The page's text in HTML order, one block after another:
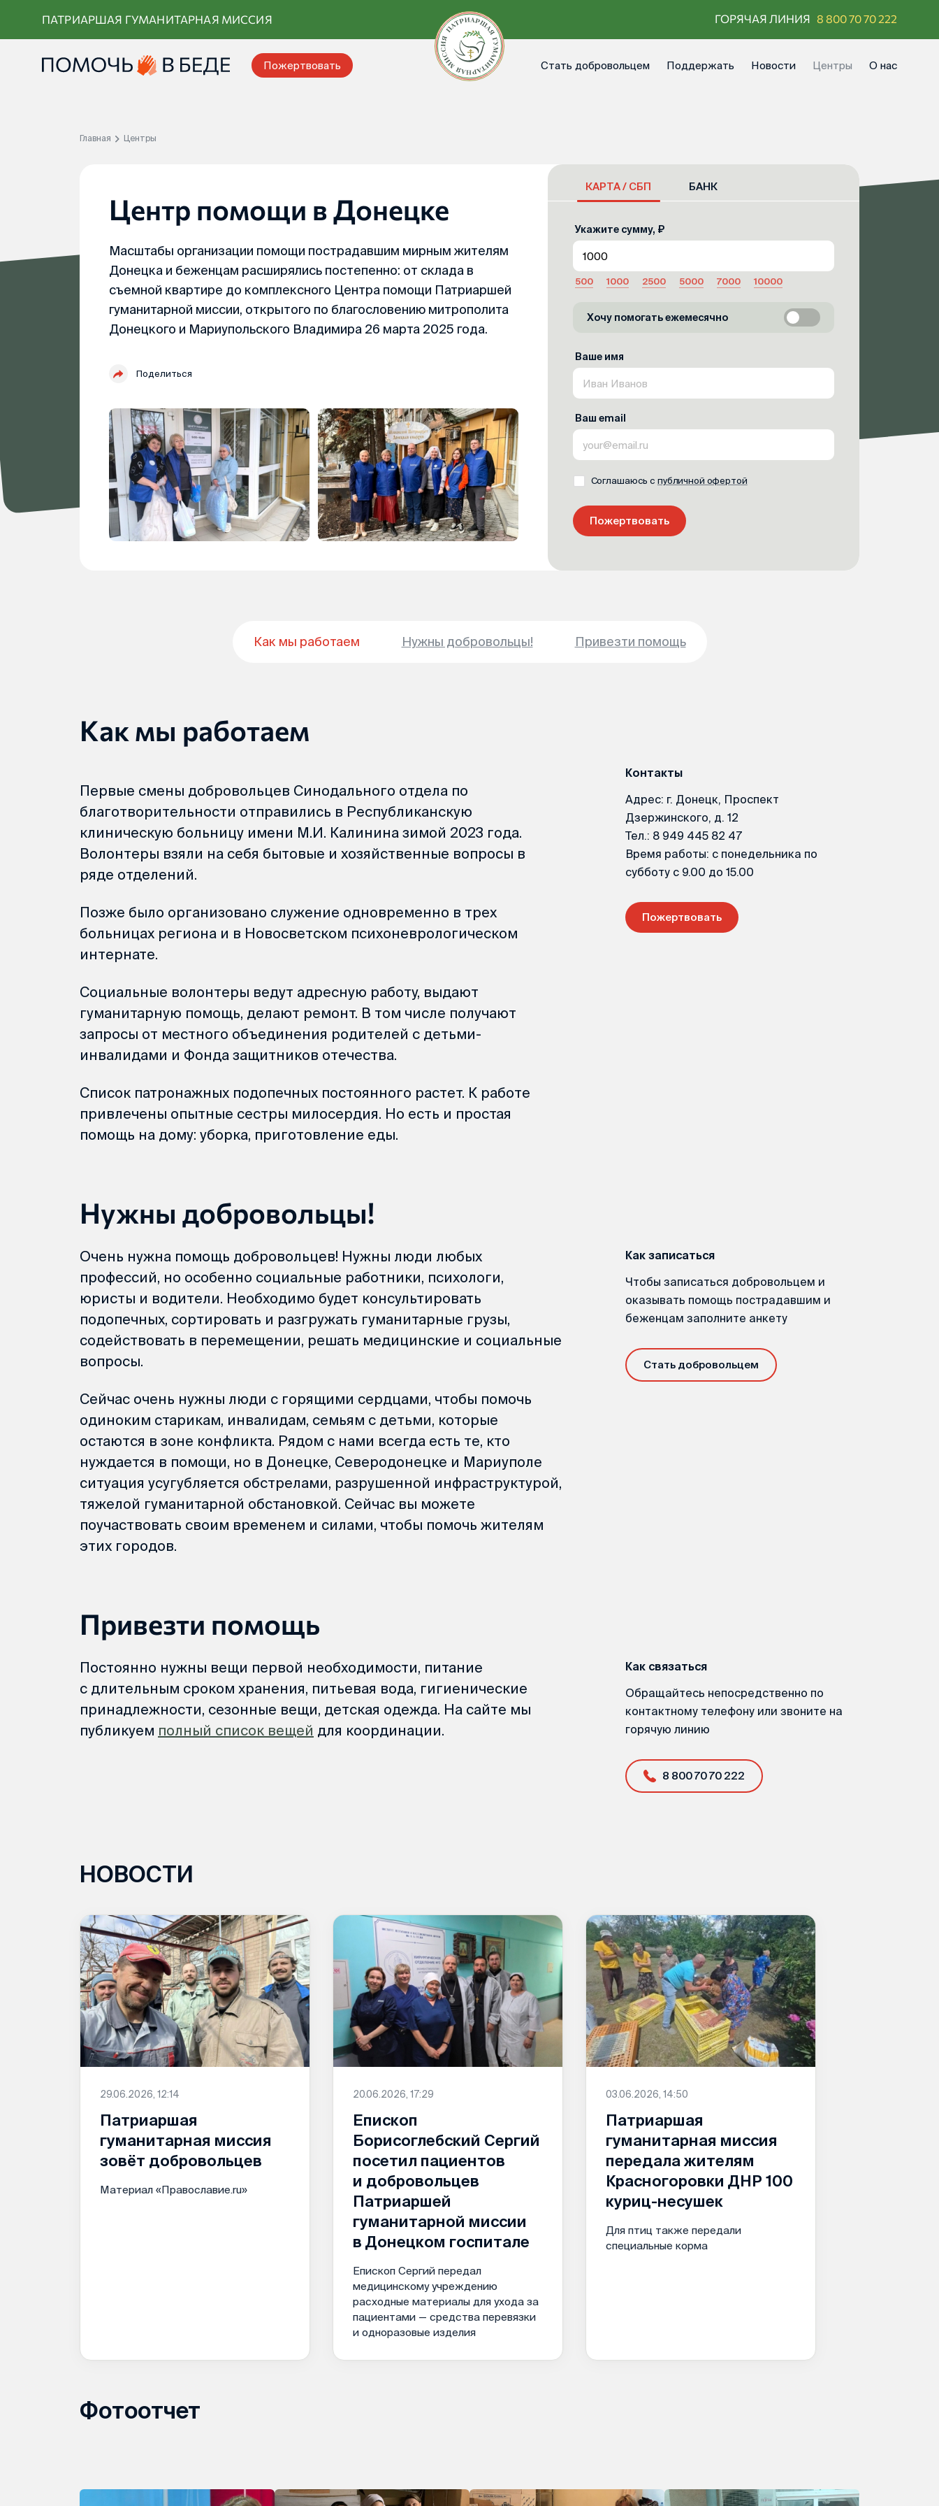
ПАТРИАРШАЯ ГУМАНИТАРНАЯ МИССИЯ ГОРЯЧАЯ ЛИНИЯ 8 800 70 70 222
Пожертвовать Стать добровольцем Поддержать Новости Центры О нас
Главная Центры
Центр помощи в Донецке
Масштабы организации помощи пострадавшим мирным жителям
Донецка и беженцам расширялись постепенно: от склада в
съемной квартире до комплексного Центра помощи Патриаршей
гуманитарной миссии, открытого по благословению митрополита
Донецкого и Мариупольского Владимира 26 марта 2025 года.
Поделиться
КАРТА / СБП БАНК
Укажите сумму, ₽
500 1000 2500 5000 7000 10000
Хочу помогать ежемесячно
Ваше имя
Ваш email
Соглашаюсь с публичной офертой
Пожертвовать
Как мы работаем Нужны добровольцы! Привезти помощь
Как мы работаем
Первые смены добровольцев Синодального отдела по
благотворительности отправились в Республиканскую
клиническую больницу имени М.И. Калинина зимой 2023 года.
Волонтеры взяли на себя бытовые и хозяйственные вопросы в
ряде отделений.
Позже было организовано служение одновременно в трех
больницах региона и в Новосветском психоневрологическом
интернате.
Социальные волонтеры ведут адресную работу, выдают
гуманитарную помощь, делают ремонт. В том числе получают
запросы от местного объединения родителей с детьми-
инвалидами и Фонда защитников отечества.
Список патронажных подопечных постоянного растет. К работе
привлечены опытные сестры милосердия. Но есть и простая
помощь на дому: уборка, приготовление еды.
Контакты
Адрес: г. Донецк, Проспект
Дзержинского, д. 12
Тел.: 8 949 445 82 47
Время работы: с понедельника по
субботу с 9.00 до 15.00
Пожертвовать
Нужны добровольцы!
Очень нужна помощь добровольцев! Нужны люди любых
профессий, но особенно социальные работники, психологи,
юристы и водители. Необходимо будет консультировать
подопечных, сортировать и разгружать гуманитарные грузы,
содействовать в перемещении, решать медицинские и социальные
вопросы.
Сейчас очень нужны люди с горящими сердцами, чтобы помочь
одиноким старикам, инвалидам, семьям с детьми, которые
остаются в зоне конфликта. Рядом с нами всегда есть те, кто
нуждается в помощи, но в Донецке, Северодонецке и Мариуполе
ситуация усугубляется обстрелами, разрушенной инфраструктурой,
тяжелой гуманитарной обстановкой. Сейчас вы можете
поучаствовать своим временем и силами, чтобы помочь жителям
этих городов.
Как записаться
Чтобы записаться добровольцем и
оказывать помощь пострадавшим и
беженцам заполните анкету
Стать добровольцем
Привезти помощь
Постоянно нужны вещи первой необходимости, питание
с длительным сроком хранения, питьевая вода, гигиенические
принадлежности, сезонные вещи, детская одежда. На сайте мы
публикуем полный список вещей для координации.
Как связаться
Обращайтесь непосредственно по
контактному телефону или звоните на
горячую линию
8 800 70 70 222
НОВОСТИ
29.06.2026, 12:14
Патриаршая
гуманитарная миссия
зовёт добровольцев
Материал «Православие.ru»
20.06.2026, 17:29
Епископ
Борисоглебский Сергий
посетил пациентов
и добровольцев
Патриаршей
гуманитарной миссии
в Донецком госпитале
Епископ Сергий передал
медицинскому учреждению
расходные материалы для ухода за
пациентами — средства перевязки
и одноразовые изделия
03.06.2026, 14:50
Патриаршая
гуманитарная миссия
передала жителям
Красногоровки ДНР 100
куриц-несушек
Для птиц также передали
специальные корма
Фотоотчет